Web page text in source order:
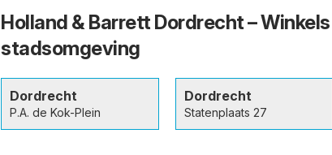
Holland & Barrett Dordrecht –
stadsomgeving
Dordrecht
P.A. de Kok-Plein
Dordrecht
Statenplaats 27